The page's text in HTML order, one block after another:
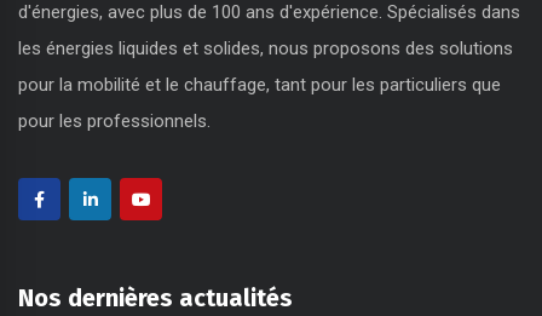
d'énergies, avec plus de 100 ans d'expérience. Spécialisés dans
les énergies liquides et solides, nous proposons des solutions
pour la mobilité et le chauffage, tant pour les particuliers que
pour les professionnels.
Nos dernières actualités